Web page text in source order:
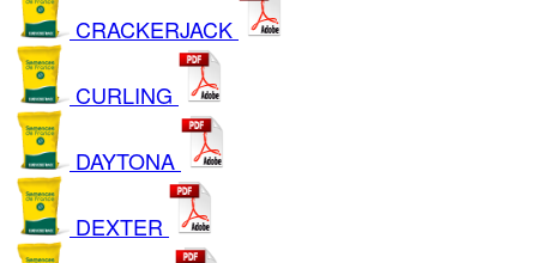
CRACKERJACK
CURLING
DAYTONA
DEXTER